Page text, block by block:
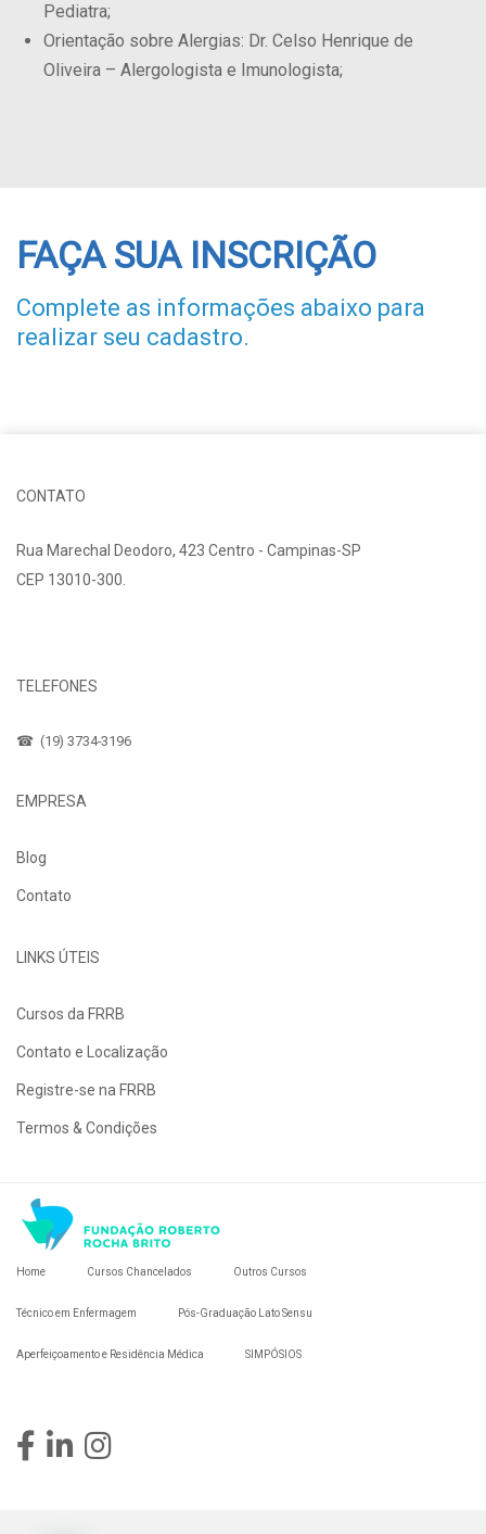
Pediatra;
Orientação sobre Alergias: Dr. Celso Henrique de
Oliveira – Alergologista e Imunologista;
FAÇA SUA INSCRIÇÃO
Complete as informações abaixo para
realizar seu cadastro.
CONTATO
Rua Marechal Deodoro, 423 Centro - Campinas-SP
CEP 13010-300.
TELEFONES
☎ (19) 3734-3196
EMPRESA
Blog
Contato
LINKS ÚTEIS
Cursos da FRRB
Contato e Localização
Registre-se na FRRB
Termos & Condições
Home Cursos Chancelados Outros Cursos
Técnico em Enfermagem Pós-Graduação Lato Sensu
Aperfeiçoamento e Residência Médica SIMPÓSIOS